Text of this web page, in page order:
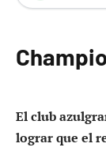
El club
lograr que el